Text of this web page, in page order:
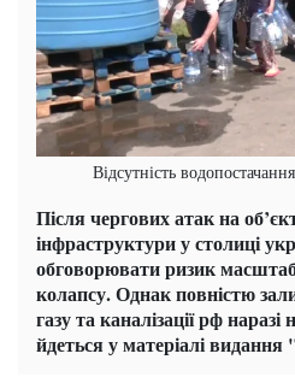
Відсутність
Після чергових атак на
інфраструктури у столиці
обговорювати ризик
колапсу. Однак повністю
газу та каналізації рф
йдеться у матеріалі видання